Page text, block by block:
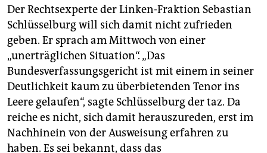
Der Rechtsexperte der Linken-Fraktion Sebastian
Schlüsselburg will sich damit nicht zufrieden
geben. Er sprach am Mittwoch von einer
„unerträglichen Situation“. „Das
Bundesverfassungsgericht ist mit einem in seiner
Deutlichkeit kaum zu überbietenden Tenor ins
Leere gelaufen“, sagte Schlüsselburg der taz. Da
reiche es nicht, sich damit herauszureden, erst im
Nachhinein von der Ausweisung erfahren zu
haben. Es sei bekannt, dass das